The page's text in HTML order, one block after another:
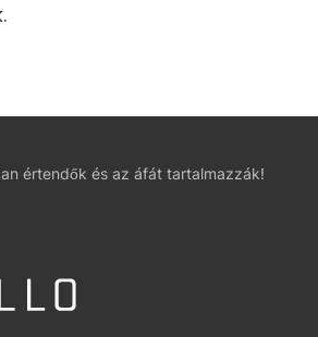
értendők és az áfát tartalmazzák!